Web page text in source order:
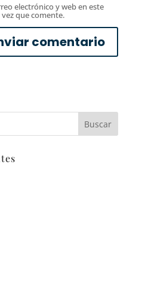
electrónico y web en este
que comente.